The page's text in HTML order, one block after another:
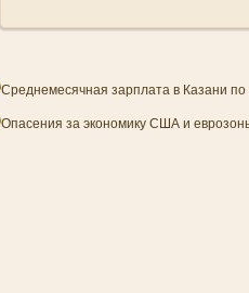
Среднемесячная зарплата в Казани по
Опасения за экономику США и